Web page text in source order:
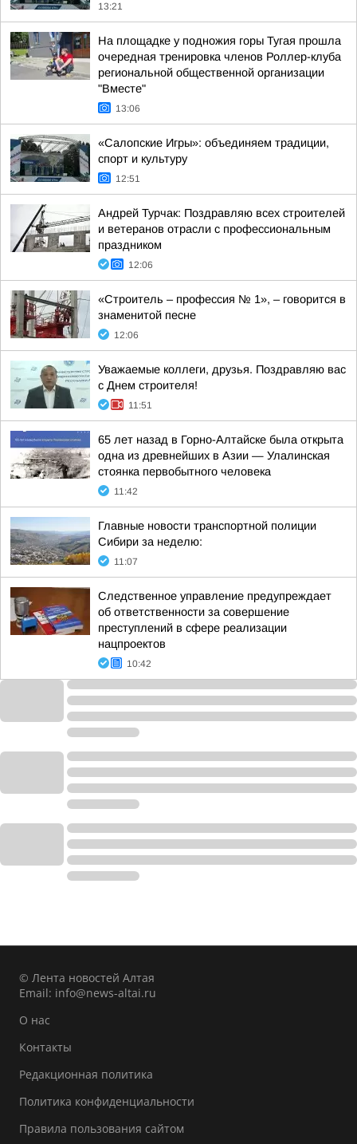
13:21
На площадке у подножия горы Тугая прошла
очередная тренировка членов Роллер-клуба
региональной общественной организации
"Вместе"
13:06
«Салопские Игры»: объединяем традиции,
спорт и культуру
12:51
Андрей Турчак: Поздравляю всех строителей
и ветеранов отрасли с профессиональным
праздником
12:06
«Строитель – профессия № 1», – говорится в
знаменитой песне
12:06
Уважаемые коллеги, друзья. Поздравляю вас
с Днем строителя!
11:51
65 лет назад в Горно-Алтайске была открыта
одна из древнейших в Азии — Улалинская
стоянка первобытного человека
11:42
Главные новости транспортной полиции
Сибири за неделю:
11:07
Следственное управление предупреждает
об ответственности за совершение
преступлений в сфере реализации
нацпроектов
10:42
© Лента новостей Алтая
Email: info@news-altai.ru
О нас
Контакты
Редакционная политика
Политика конфиденциальности
Правила пользования сайтом